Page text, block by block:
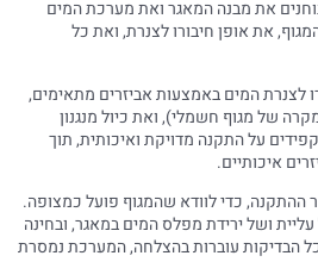
את מבנה המאגר ואת מערכת המים
את אופן חיבורו לצנרת, ואת כל
לצנרת המים באמצעות אביזרים מתאימים,
של מגוף חשמלי), ואת כיול מנגנון
על התקנה מדויקת ואיכותית, תוך
איכותיים.
ההתקנה, כדי לוודא שהמגוף פועל כמצופה.
ושל ירידת מפלס המים במאגר, ובחינה
הבדיקות עוברות בהצלחה, המערכת נמסרת